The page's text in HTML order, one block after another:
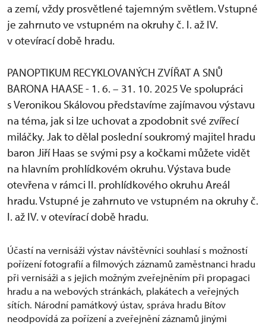
a zemí, vždy prosvětlené tajemným světlem. Vstupné
je zahrnuto ve vstupném na okruhy č. I. až IV.
v otevírací době hradu.
PANOPTIKUM RECYKLOVANÝCH ZVÍŘAT A SNŮ
BARONA HAASE - 1. 6. – 31. 10. 2025 Ve spolupráci
s Veronikou Skálovou představíme zajímavou výstavu
na téma, jak si lze uchovat a zpodobnit své zvířecí
miláčky. Jak to dělal poslední soukromý majitel hradu
baron Jiří Haas se svými psy a kočkami můžete vidět
na hlavním prohlídkovém okruhu. Výstava bude
otevřena v rámci II. prohlídkového okruhu Areál
hradu. Vstupné je zahrnuto ve vstupném na okruhy č.
I. až IV. v otevírací době hradu.
Účastí na vernisáži výstav návštěvníci souhlasí s možností
pořízení fotografií a filmových záznamů zaměstnanci hradu
při vernisáži a s jejich možným zveřejněním při propagaci
hradu a na webových stránkách, plakátech a veřejných
sítích. Národní památkový ústav, správa hradu Bítov
neodpovídá za pořízení a zveřejnění záznamů jinými